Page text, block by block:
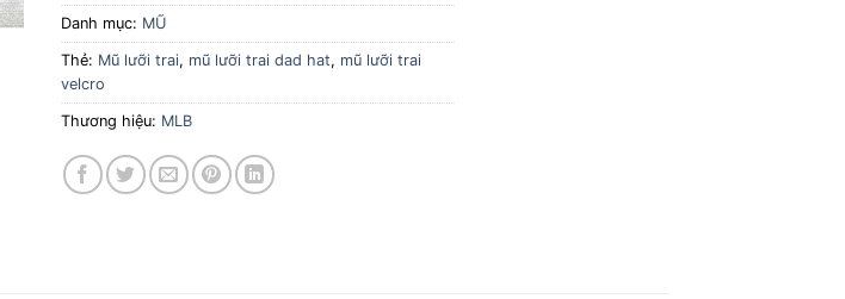
Danh mục: MŨ
Thẻ: Mũ lưỡi trai, mũ lưỡi trai dad hat, mũ lưỡi trai
velcro
Thương hiệu: MLB